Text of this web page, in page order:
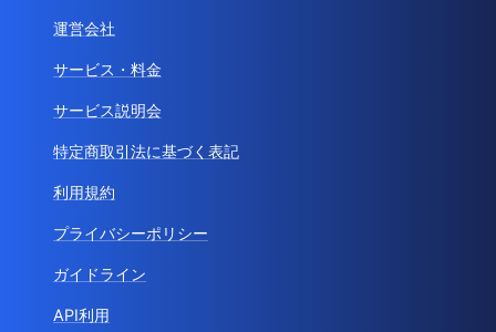
運営会社
サービス・料金
サービス説明会
特定商取引法に基づく表記
利用規約
プライバシーポリシー
ガイドライン
API利用